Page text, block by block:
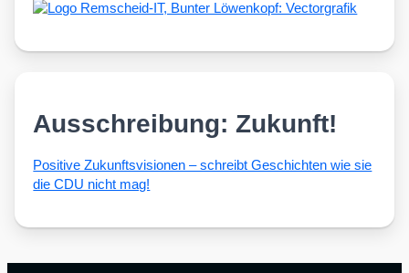
Ausschreibung: Zukunft!
Posi­ti­ve Zukunfts­vi­sio­nen – schreibt Geschich­ten wie sie
die CDU nicht mag!